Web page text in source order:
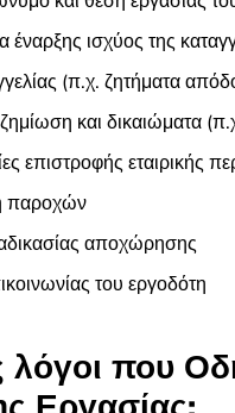
έναρξης ισχύος της
(π.χ. ζητήματα
και δικαιώματα
επιστροφής εταιρικής
παροχών
αποχώρησης
του εργοδότη
λόγοι που